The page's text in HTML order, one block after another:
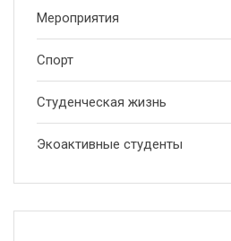
Мероприятия
Спорт
Студенческая жизнь
Экоактивные студенты